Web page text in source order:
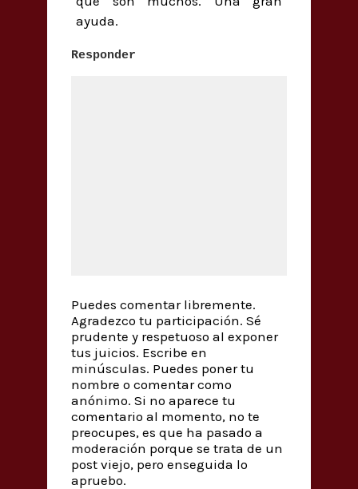
ayuda.
Responder
Puedes comentar libremente.
Agradezco tu participación. Sé
prudente y respetuoso al exponer
tus juicios. Escribe en
minúsculas. Puedes poner tu
nombre o comentar como
anónimo. Si no aparece tu
comentario al momento, no te
preocupes, es que ha pasado a
moderación porque se trata de un
post viejo, pero enseguida lo
apruebo.